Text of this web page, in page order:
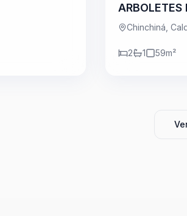
ARBOLETES
Chinchiná,
2 1 59m²